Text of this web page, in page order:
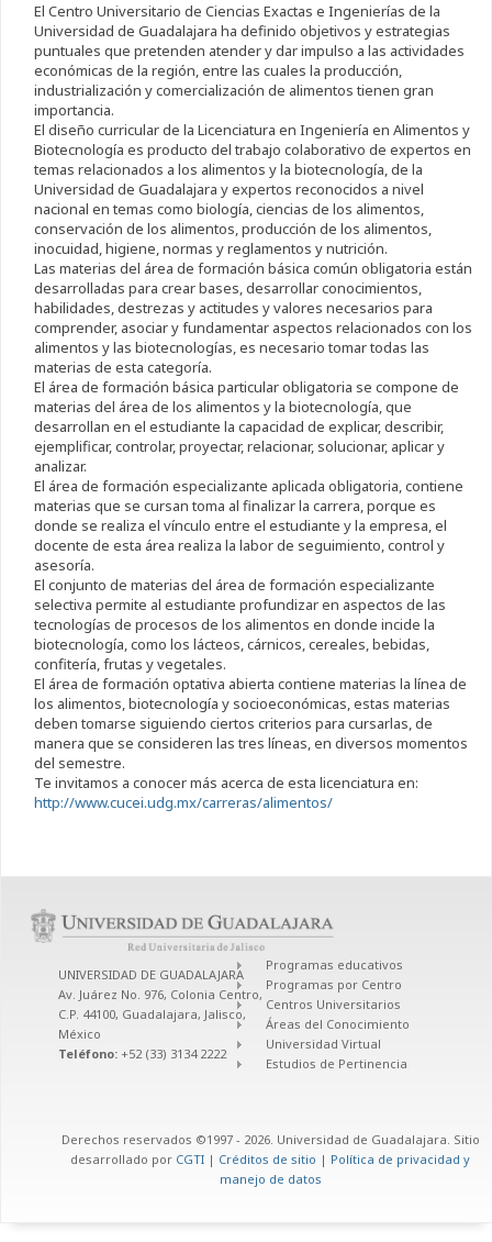
El Centro Universitario de Ciencias Exactas e Ingenierías de la
Universidad de Guadalajara ha definido objetivos y estrategias
puntuales que pretenden atender y dar impulso a las actividades
económicas de la región, entre las cuales la producción,
industrialización y comercialización de alimentos tienen gran
importancia.
El diseño curricular de la Licenciatura en Ingeniería en Alimentos y
Biotecnología es producto del trabajo colaborativo de expertos en
temas relacionados a los alimentos y la biotecnología, de la
Universidad de Guadalajara y expertos reconocidos a nivel
nacional en temas como biología, ciencias de los alimentos,
conservación de los alimentos, producción de los alimentos,
inocuidad, higiene, normas y reglamentos y nutrición.
Las materias del área de formación básica común obligatoria están
desarrolladas para crear bases, desarrollar conocimientos,
habilidades, destrezas y actitudes y valores necesarios para
comprender, asociar y fundamentar aspectos relacionados con los
alimentos y las biotecnologías, es necesario tomar todas las
materias de esta categoría.
El área de formación básica particular obligatoria se compone de
materias del área de los alimentos y la biotecnología, que
desarrollan en el estudiante la capacidad de explicar, describir,
ejemplificar, controlar, proyectar, relacionar, solucionar, aplicar y
analizar.
El área de formación especializante aplicada obligatoria, contiene
materias que se cursan toma al finalizar la carrera, porque es
donde se realiza el vínculo entre el estudiante y la empresa, el
docente de esta área realiza la labor de seguimiento, control y
asesoría.
El conjunto de materias del área de formación especializante
selectiva permite al estudiante profundizar en aspectos de las
tecnologías de procesos de los alimentos en donde incide la
biotecnología, como los lácteos, cárnicos, cereales, bebidas,
confitería, frutas y vegetales.
El área de formación optativa abierta contiene materias la línea de
los alimentos, biotecnología y socioeconómicas, estas materias
deben tomarse siguiendo ciertos criterios para cursarlas, de
manera que se consideren las tres líneas, en diversos momentos
del semestre.
Te invitamos a conocer más acerca de esta licenciatura en:
http://www.cucei.udg.mx/carreras/alimentos/
UNIVERSIDAD DE GUADALAJARA
Av. Juárez No. 976, Colonia Centro,
C.P. 44100, Guadalajara, Jalisco,
México
Teléfono: +52 (33) 3134 2222
Programas educativos
Programas por Centro
Centros Universitarios
Áreas del Conocimiento
Universidad Virtual
Estudios de Pertinencia
Derechos reservados ©1997 - 2026. Universidad de Guadalajara. Sitio
desarrollado por CGTI | Créditos de sitio | Política de privacidad y
manejo de datos